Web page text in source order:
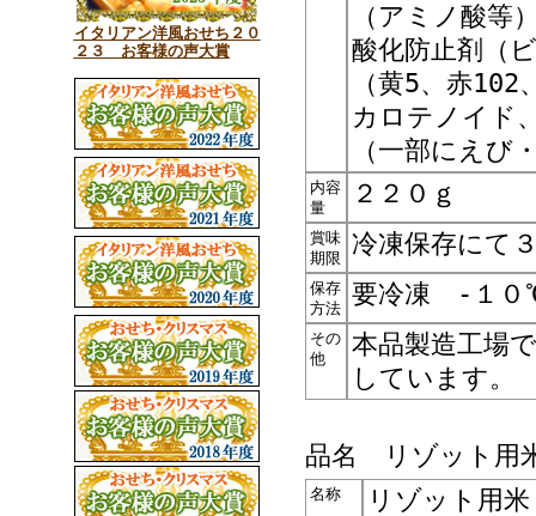
イタリアン洋風おせち２０
２３ お客様の声大賞
（アミノ酸等
酸化防止剤（
（黄5、赤
カロテノイド
（一部にえび
内容
量
２２０ｇ
賞味
期限
冷凍保存にて
保存
方法
要冷凍 -１０
その
他
本品製造工場
しています。
品名 リゾット用
名称 リゾット用米